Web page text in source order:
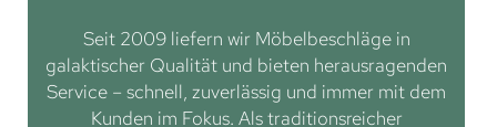
Seit 2009 liefern wir Möbelbeschläge in
galaktischer Qualität und bieten herausragenden
Service – schnell, zuverlässig und immer mit dem
Kunden im Fokus. Als traditionsreicher